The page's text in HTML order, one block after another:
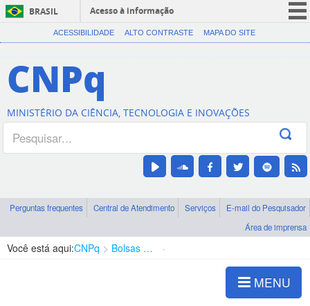
BRASIL
Acesso à informação
CORONAVÍRUS (COVID-19)
Canais
ACESSIBILIDADE ALTO CONTRASTE MAPA DO SITE
CNPq
MINISTÉRIO DA CIÊNCIA, TECNOLOGIA E INOVAÇÕES
Perguntas frequentes Central de Atendimento Serviços
E-mail do Pesquisador
Área de imprensa
Você está aqui:CNPq Bolsas e Auxílios Vigentes
MENU